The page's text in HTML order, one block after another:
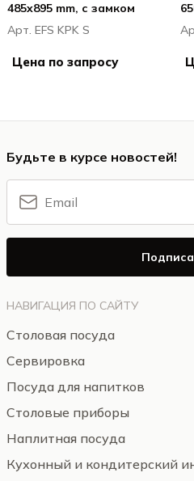
485x895 mm, с замком
Арт. EFS KPK S
Цена по запросу
НАВИГАЦИЯ ПО САЙТУ
Столовая посуда
Сервировка
Посуда для напитков
Столовые приборы
Наплитная посуда
Кухонный и кондитерский
Будьте в курсе новостей!